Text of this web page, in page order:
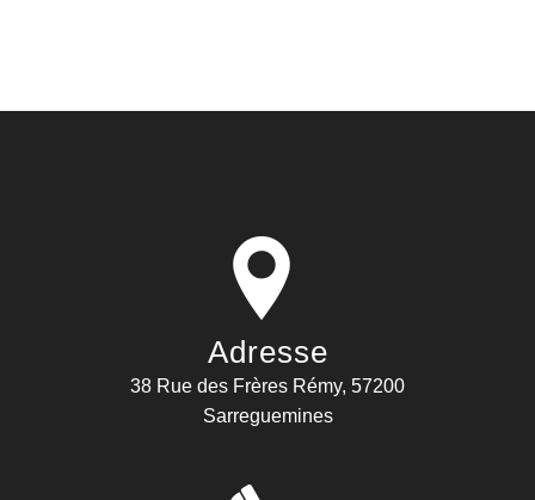
Adresse
38 Rue des Frères Rémy, 57200
Sarreguemines